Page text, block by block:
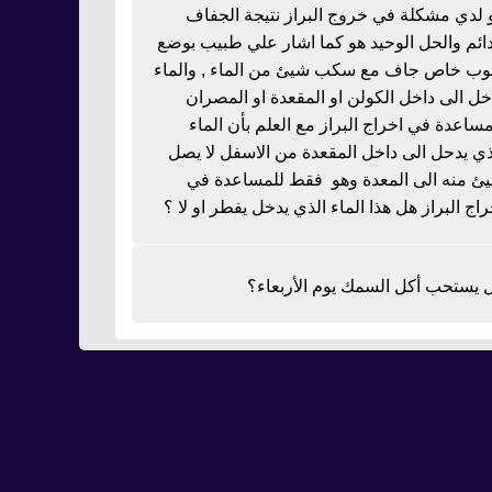
لدي مشكلة في خروج البراز نتيجة الجفاف
والحل الوحيد هو كما اشار علي طبيب بوضع
خاص جاف مع سكب شيئ من الماء , والماء
الى داخل الكولن او المقعدة او المصران
في اخراج البراز مع العلم بأن الماء
يدحل الى داخل المقعدة من الاسفل لا يصل
منه الى المعدة وهو فقط للمساعدة في
البراز هل هذا الماء الذي يدخل يفطر او لا ؟
يستحب أكل السمك يوم الأربعاء؟